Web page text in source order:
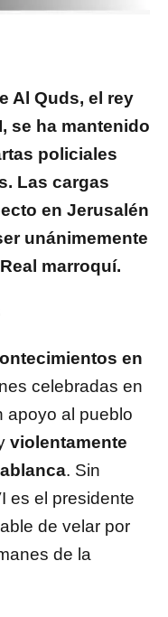
Al Quds, el rey
se ha mantenido
policiales
Las cargas
en Jerusalén
unánimemente
marroquí.
en
celebradas en
apoyo al pueblo
violentamente
. Sin
es el presidente
de velar por
de la